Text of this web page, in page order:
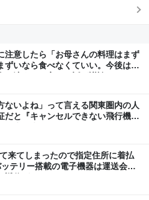
注意したら「お母さんの料理はまず
いなら食べなくていい。今後は自
渡す」と言った話が議論に
ないよね」って言える関東圏内の人
と『キャンセルできない飛行機代
先に来る
来てしまったので指定住所に着払
テリー搭載の電子機器は運送会社
信がきた